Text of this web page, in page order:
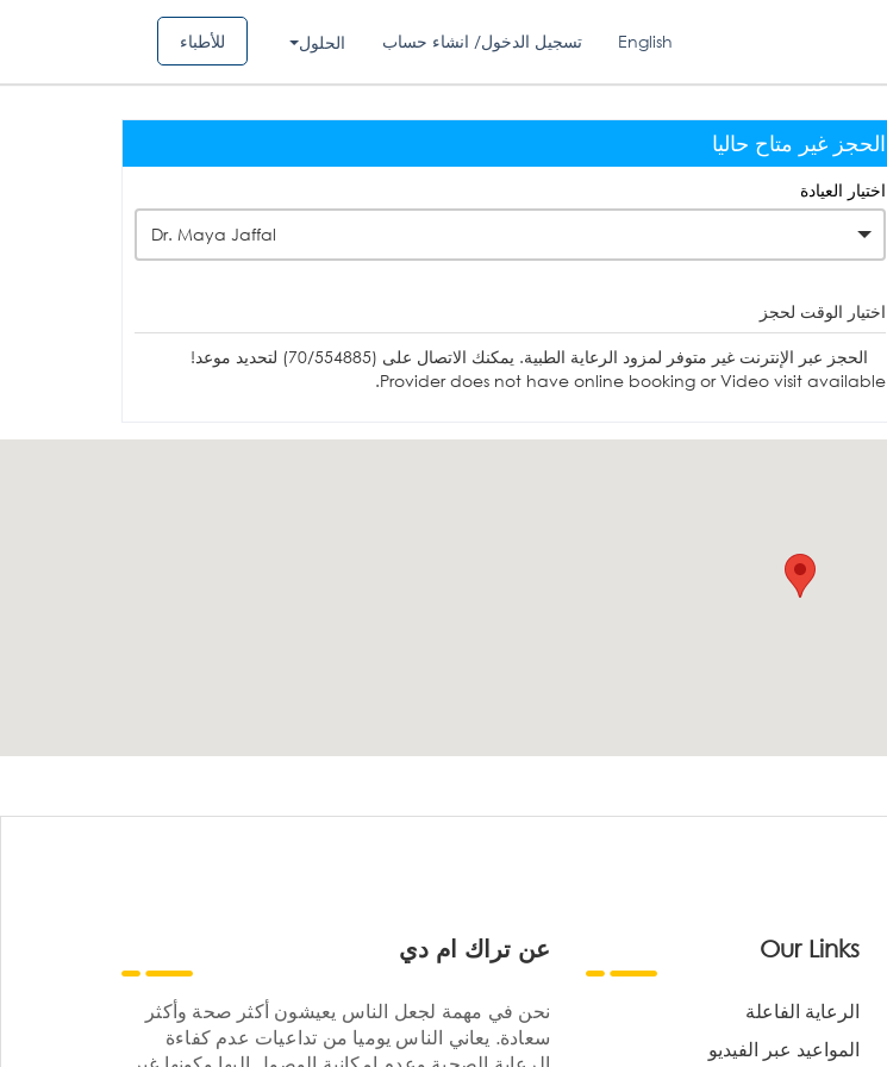
للأطباء الحلول تسجيل الدخول/ انشاء حساب English
الحجز غير متاح حاليا
اختيار العيادة
Dr. Maya Jaffal
اختيار الوقت لحجز
الحجز عبر الإنترنت غير متوفر لمزود الرعاية الطبية. يمكنك الاتصال على (70/554885) لتحديد موعد!
Provider does not have online booking or Video visit available.
عن تراك ام دي
نحن في مهمة لجعل الناس يعيشون أكثر صحة وأكثر
سعادة. يعاني الناس يوميا من تداعيات عدم كفاءة
Our Links
الرعاية الفاعلة
المواعيد عبر الفيديو